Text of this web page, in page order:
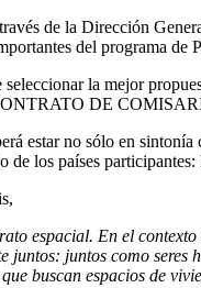
de la Dirección
del programa
seleccionar la mejor
DE
estar no sólo en
de los países
espacial. En el
juntos: juntos como
buscan espacios de